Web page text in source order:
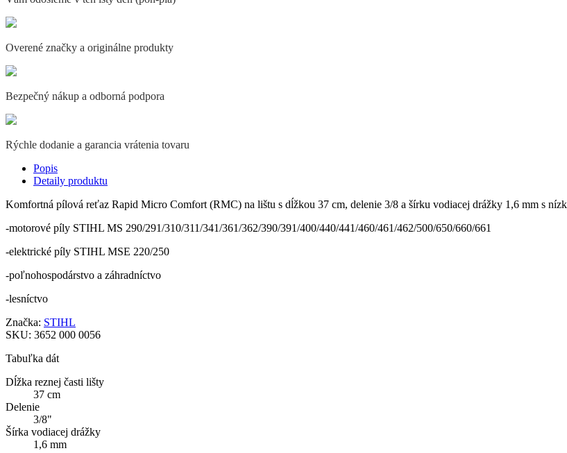
Overené značky a originálne produkty
Bezpečný nákup a odborná podpora
Rýchle dodanie a garancia vrátenia tovaru
Popis
Detaily produktu
Komfortná pílová reťaz Rapid Micro Comfort (RMC) na lištu s dĺžkou 37 cm, delenie 3/8 a šírku vodiacej drážky 1,6 mm s
-motorové píly STIHL MS 290/291/310/311/341/361/362/390/391/400/440/441/460/461/462/500/650/660/661
-elektrické píly STIHL MSE 220/250
-poľnohospodárstvo a záhradníctvo
-lesníctvo
Značka: STIHL
SKU: 3652 000 0056
Tabuľka dát
Dĺžka reznej časti lišty
37 cm
Delenie
3/8"
Šírka vodiacej drážky
1,6 mm